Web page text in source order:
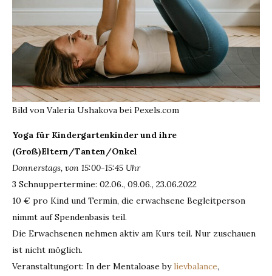
Bild von Valeria Ushakova bei Pexels.com
Yoga für Kindergartenkinder und ihre
(Groß)Eltern/Tanten/Onkel
Donnerstags, von 15:00-15:45 Uhr
3 Schnuppertermine: 02.06., 09.06., 23.06.2022
10 € pro Kind und Termin, die erwachsene Begleitperson
nimmt auf Spendenbasis teil.
Die Erwachsenen nehmen aktiv am Kurs teil. Nur zuschauen
ist nicht möglich.
Veranstaltungort: In der Mentaloase bylievbalance,